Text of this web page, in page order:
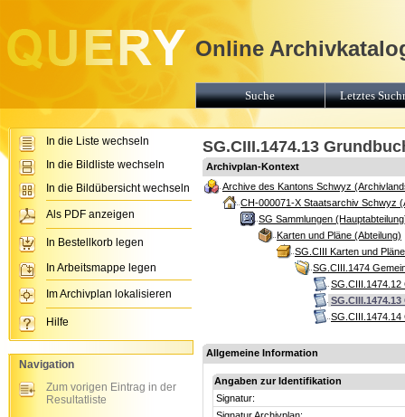
SG.CIII.1474.13
Archivplan-Kontext
Archive des Kantons Schwyz
CH-000071-X Staatsarchiv Schwyz
SG Sammlungen
Karten und Pläne (Abteilung)
SG.CIII Karten und
SG.CIII.1474
SG.CIII.1474.12
SG.CIII.1474.14
Allgemeine Information
Angaben zur Identifikation
Signatur:
Online
Suche Letztes
In die Liste wechseln
In die Bildliste wechseln
In die Bildübersicht wechseln
Als PDF anzeigen
In Bestellkorb legen
In Arbeitsmappe legen
Im Archivplan lokalisieren
Hilfe
Navigation
Zum vorigen Eintrag in der
Resultatliste